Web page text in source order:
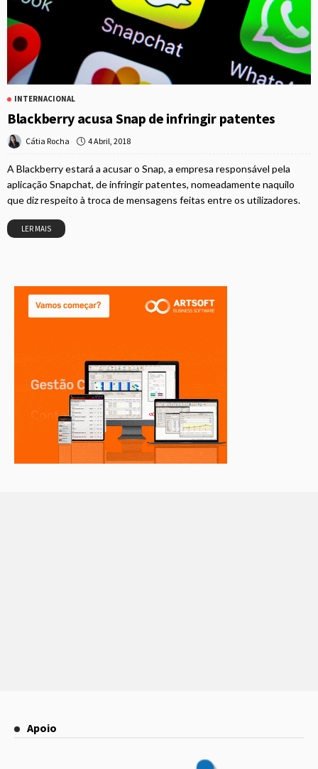
INTERNACIONAL
Blackberry acusa Snap de infringir patentes
Cátia Rocha 4 Abril, 2018
A Blackberry estará a acusar o Snap, a empresa responsável pela
aplicação Snapchat, de infringir patentes, nomeadamente naquilo
que diz respeito à troca de mensagens feitas entre os utilizadores.
LER MAIS
Apoio